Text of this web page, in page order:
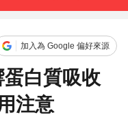
加入為 Google 偏好來源
白質吸收
注意